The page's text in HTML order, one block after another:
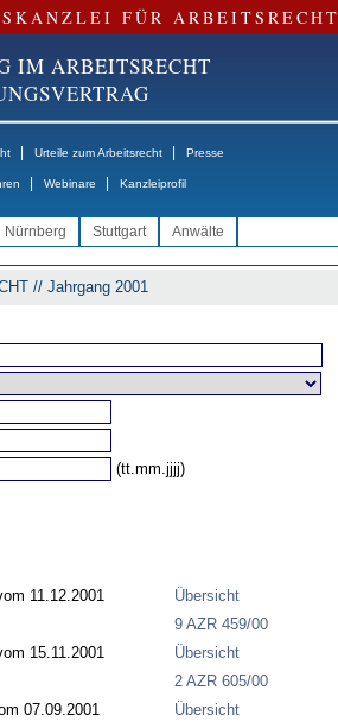
FÜR ARBEITSRECHT
IM ARBEITSRECHT
Urteile zum Arbeitsrecht Presse
Webinare Kanzleiprofil
Nürnberg Stuttgart Anwälte
// Jahrgang 2001
(tt.mm.jjjj)
11.12.2001
Übersicht
9 AZR 459/00
15.11.2001
Übersicht
2 AZR 605/00
07.09.2001
Übersicht